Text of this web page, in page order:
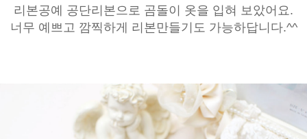
리본공예 공단리본으로 곰돌이 옷을 입혀 보았어요.
너무 예쁘고 깜찍하게 리본만들기도 가능하답니다.^^